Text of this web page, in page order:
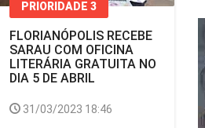
PRIORIDADE 3
FLORIANÓPOLIS RECEBE
SARAU COM OFICINA
LITERÁRIA GRATUITA NO
DIA 5 DE ABRIL
31/03/2023 18:46